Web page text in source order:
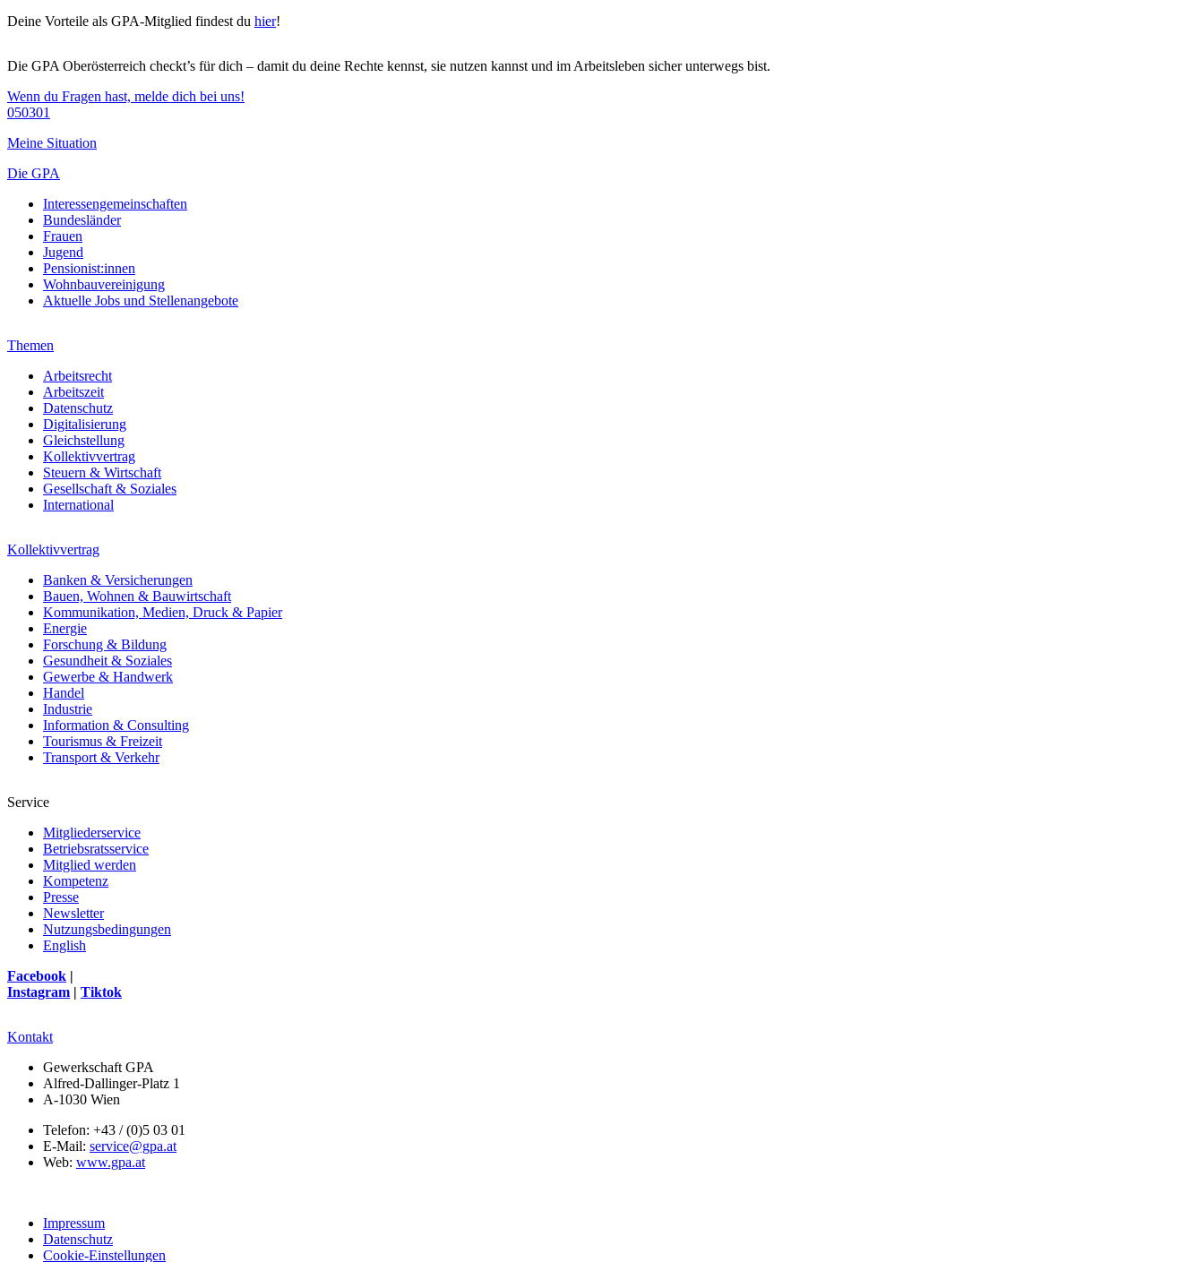
Deine Vorteile als GPA-Mitglied findest du hier!
Die GPA Oberösterreich checkt’s für dich – damit du deine Rechte kennst, sie nutzen kannst und im Arbeitsleben sicher unterwegs bist.
Wenn du Fragen hast, melde dich bei uns!
050301
Meine Situation
Die GPA
Interessengemeinschaften
Bundesländer
Frauen
Jugend
Pensionist:innen
Wohnbauvereinigung
Aktuelle Jobs und Stellenangebote
Themen
Arbeitsrecht
Arbeitszeit
Datenschutz
Digitalisierung
Gleichstellung
Kollektivvertrag
Steuern & Wirtschaft
Gesellschaft & Soziales
International
Kollektivvertrag
Banken & Versicherungen
Bauen, Wohnen & Bauwirtschaft
Kommunikation, Medien, Druck & Papier
Energie
Forschung & Bildung
Gesundheit & Soziales
Gewerbe & Handwerk
Handel
Industrie
Information & Consulting
Tourismus & Freizeit
Transport & Verkehr
Service
Mitgliederservice
Betriebsratsservice
Mitglied werden
Kompetenz
Presse
Newsletter
Nutzungsbedingungen
English
Facebook |
Instagram | Tiktok
Kontakt
Gewerkschaft GPA
Alfred-Dallinger-Platz 1
A-1030 Wien
Telefon: +43 / (0)5 03 01
E-Mail: service@gpa.at
Web: www.gpa.at
Impressum
Datenschutz
Cookie-Einstellungen